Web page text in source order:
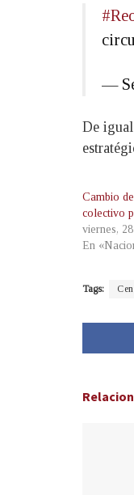
—
De
Cambio
colectivo
viernes,
En
Tags: